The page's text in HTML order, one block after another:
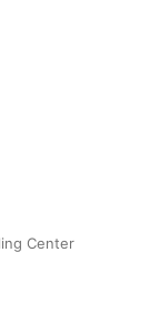
Center